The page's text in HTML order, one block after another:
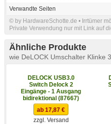
Verwandte Seiten
© by HardwareSchotte.de • Irrtümer
Private Verwendung nur mit Link auf
Ähnliche Produkte
wie DeLOCK Umschalter Klinke
DELOCK USB3.0
Switch Delock 2
Eingänge - 1 Ausgang
bidirektional (87667)
ab 17,87 €
zzgl. Versand